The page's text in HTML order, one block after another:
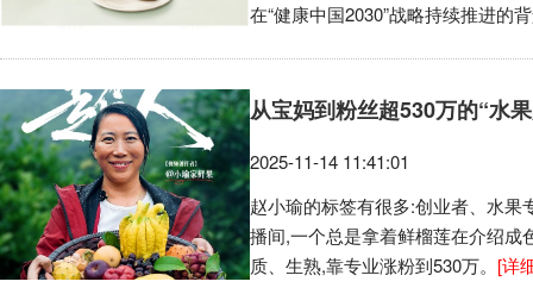
在“健康中国2030”战略持续推进的
从宝妈到粉丝超530万的“水
2025-11-14 11:41:01
赵小瑜的标签有很多:创业者、水
播间,一个总是拿着鲜榴莲在介绍成
质、生熟,靠专业涨粉到530万。 [详